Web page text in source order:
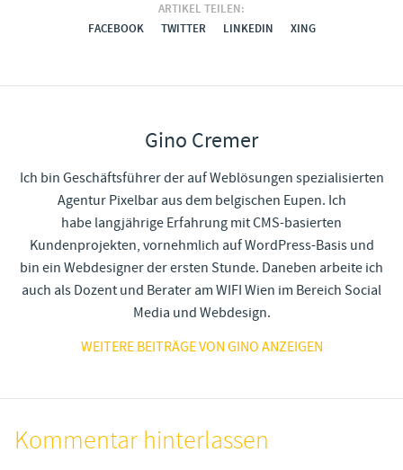
ARTIKEL TEILEN:
FACEBOOK
TWITTER LINKEDIN XING
Gino Cremer
Ich bin Geschäftsführer der auf Weblösungen spezialisierten
Agentur Pixelbar aus dem belgischen Eupen. Ich
habe langjährige Erfahrung mit CMS-basierten
Kundenprojekten, vornehmlich auf WordPress-Basis und
bin ein Webdesigner der ersten Stunde. Daneben arbeite ich
auch als Dozent und Berater am WIFI Wien im Bereich Social
Media und Webdesign.
WEITERE BEITRÄGE VON GINO ANZEIGEN
Kommentar hinterlassen